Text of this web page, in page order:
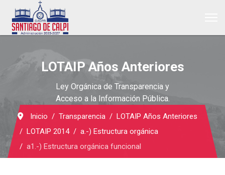
LOTAIP Años Anteriores
Ley Orgánica de Transparencia y
Acceso a la Información Pública.
Inicio Transparencia
LOTAIP Años Anteriores
LOTAIP 2014
a.-) Estructura orgánica
a1.-) Estructura orgánica funcional